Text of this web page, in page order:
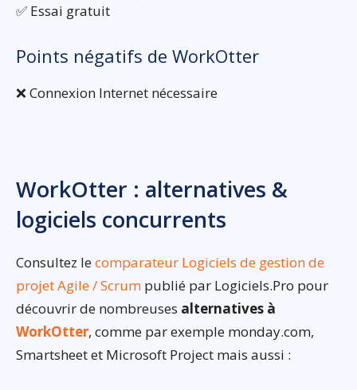
✅ Essai gratuit
Points négatifs de WorkOtter
❌ Connexion Internet nécessaire
WorkOtter : alternatives &
logiciels concurrents
Consultez lecomparateur Logiciels de gestion de
projet Agile / Scrum publié par Logiciels.Pro pour
découvrir de nombreuses alternatives à
WorkOtter, comme par exemple monday.com,
Smartsheet et Microsoft Project mais aussi :